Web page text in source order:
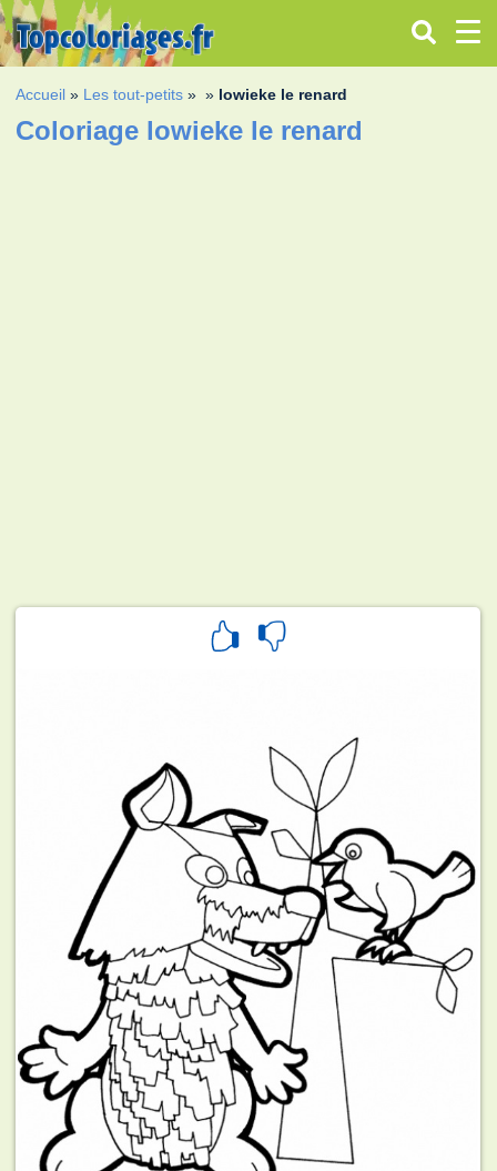
Accueil » Les tout-petits » » lowieke le renard
Coloriage lowieke le renard